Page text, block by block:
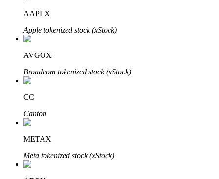
Investasi Otomatis
Pelajari Staking
Pelajari tentang mendapatkan penghasilan pasif
AAPLX
Apple tokenized stock (xStock)
AVGOX
Broadcom tokenized stock (xStock)
CC
Canton
METAX
Meta tokenized stock (xStock)